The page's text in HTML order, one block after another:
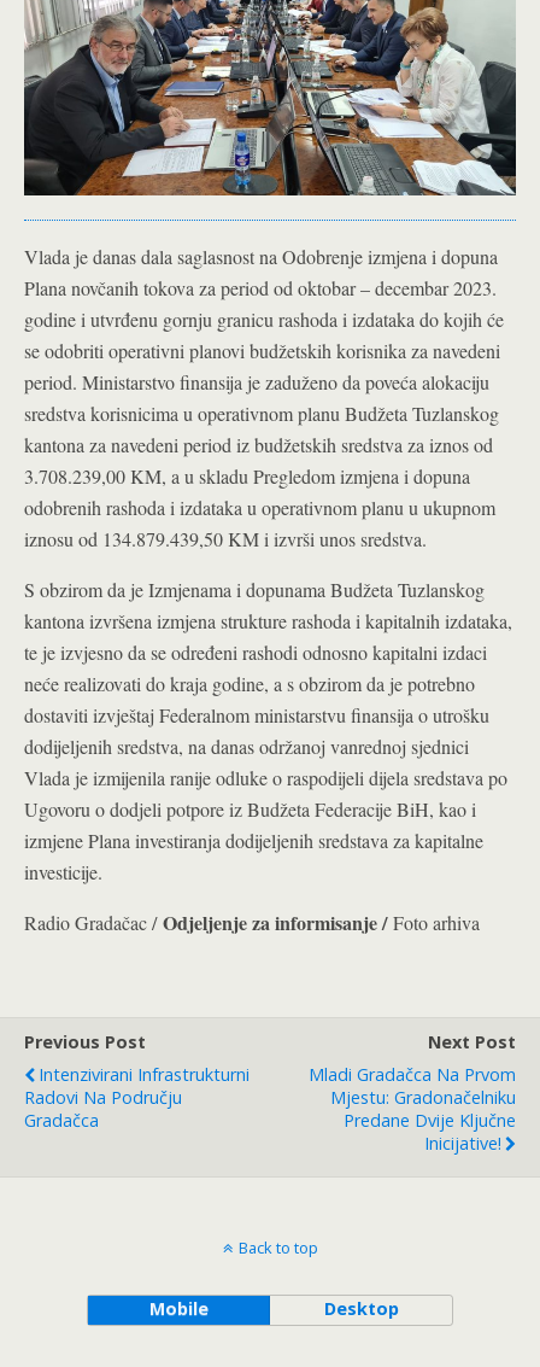
Vlada je danas dala saglasnost na Odobrenje izmjena i dopuna
Plana novčanih tokova za period od oktobar – decembar 2023.
godine i utvrđenu gornju granicu rashoda i izdataka do kojih će
se odobriti operativni planovi budžetskih korisnika za navedeni
period. Ministarstvo finansija je zaduženo da poveća alokaciju
sredstva korisnicima u operativnom planu Budžeta Tuzlanskog
kantona za navedeni period iz budžetskih sredstva za iznos od
3.708.239,00 KM, a u skladu Pregledom izmjena i dopuna
odobrenih rashoda i izdataka u operativnom planu u ukupnom
iznosu od 134.879.439,50 KM i izvrši unos sredstva.
S obzirom da je Izmjenama i dopunama Budžeta Tuzlanskog
kantona izvršena izmjena strukture rashoda i kapitalnih izdataka,
te je izvjesno da se određeni rashodi odnosno kapitalni izdaci
neće realizovati do kraja godine, a s obzirom da je potrebno
dostaviti izvještaj Federalnom ministarstvu finansija o utrošku
dodijeljenih sredstva, na danas održanoj vanrednoj sjednici
Vlada je izmijenila ranije odluke o raspodijeli dijela sredstava po
Ugovoru o dodjeli potpore iz Budžeta Federacije BiH, kao i
izmjene Plana investiranja dodijeljenih sredstava za kapitalne
investicije.
Radio Gradačac /Odjeljenje za informisanje /Foto arhiva
Previous Post
Intenzivirani Infrastrukturni
Radovi Na Području
Gradačca
Next Post
Mladi Gradačca Na Prvom
Mjestu: Gradonačelniku
Predane Dvije Ključne
Inicijative!
Back to top
Mobile Desktop